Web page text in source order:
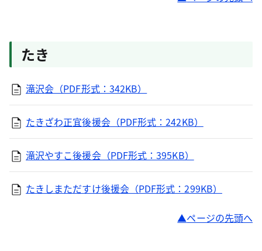
たき
滝沢会（PDF形式：342KB）
たきざわ正宜後援会（PDF形式：242KB）
滝沢やすこ後援会（PDF形式：395KB）
たきしまただすけ後援会（PDF形式：299KB）
ページの先頭へ